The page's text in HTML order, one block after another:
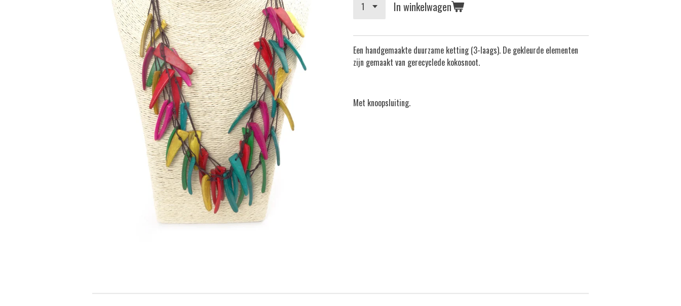
In winkelwagen
Een handgemaakte duurzame ketting (3-laags). De gekleurde elementen
zijn gemaakt van gerecyclede kokosnoot.
Met knoopsluiting.